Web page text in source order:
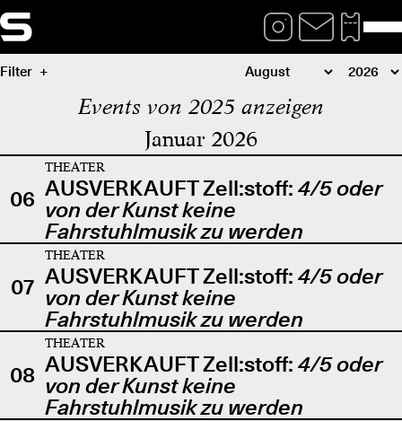
Filter
Events von 2025 anzeigen
Januar 2026
06
THEATER
AUSVERKAUFT Zell:stoff: 4/5 oder
von der Kunst keine
Fahrstuhlmusik zu werden
07
THEATER
AUSVERKAUFT Zell:stoff: 4/5 oder
von der Kunst keine
Fahrstuhlmusik zu werden
08
THEATER
AUSVERKAUFT Zell:stoff: 4/5 oder
von der Kunst keine
Fahrstuhlmusik zu werden